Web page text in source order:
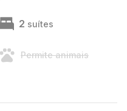
2 suítes
Permite animais